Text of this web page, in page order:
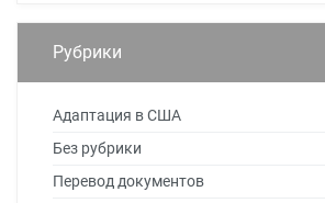
Рубрики
Адаптация в США
Без рубрики
Перевод документов